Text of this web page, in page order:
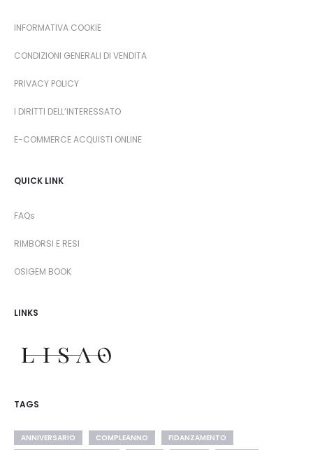
INFORMATIVA COOKIE
CONDIZIONI GENERALI DI VENDITA
PRIVACY POLICY
I DIRITTI DELL’INTERESSATO
E-COMMERCE ACQUISTI ONLINE
QUICK LINK
FAQs
RIMBORSI E RESI
OSIGEM BOOK
LINKS
TAGS
ANNIVERSARIO COMPLEANNO FIDANZAMENTO